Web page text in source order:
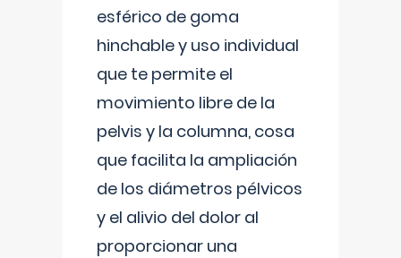
esférico de goma
hinchable y uso individual
que te permite el
movimiento libre de la
pelvis y la columna, cosa
que facilita la ampliación
de los diámetros pélvicos
y el alivio del dolor al
proporcionar una